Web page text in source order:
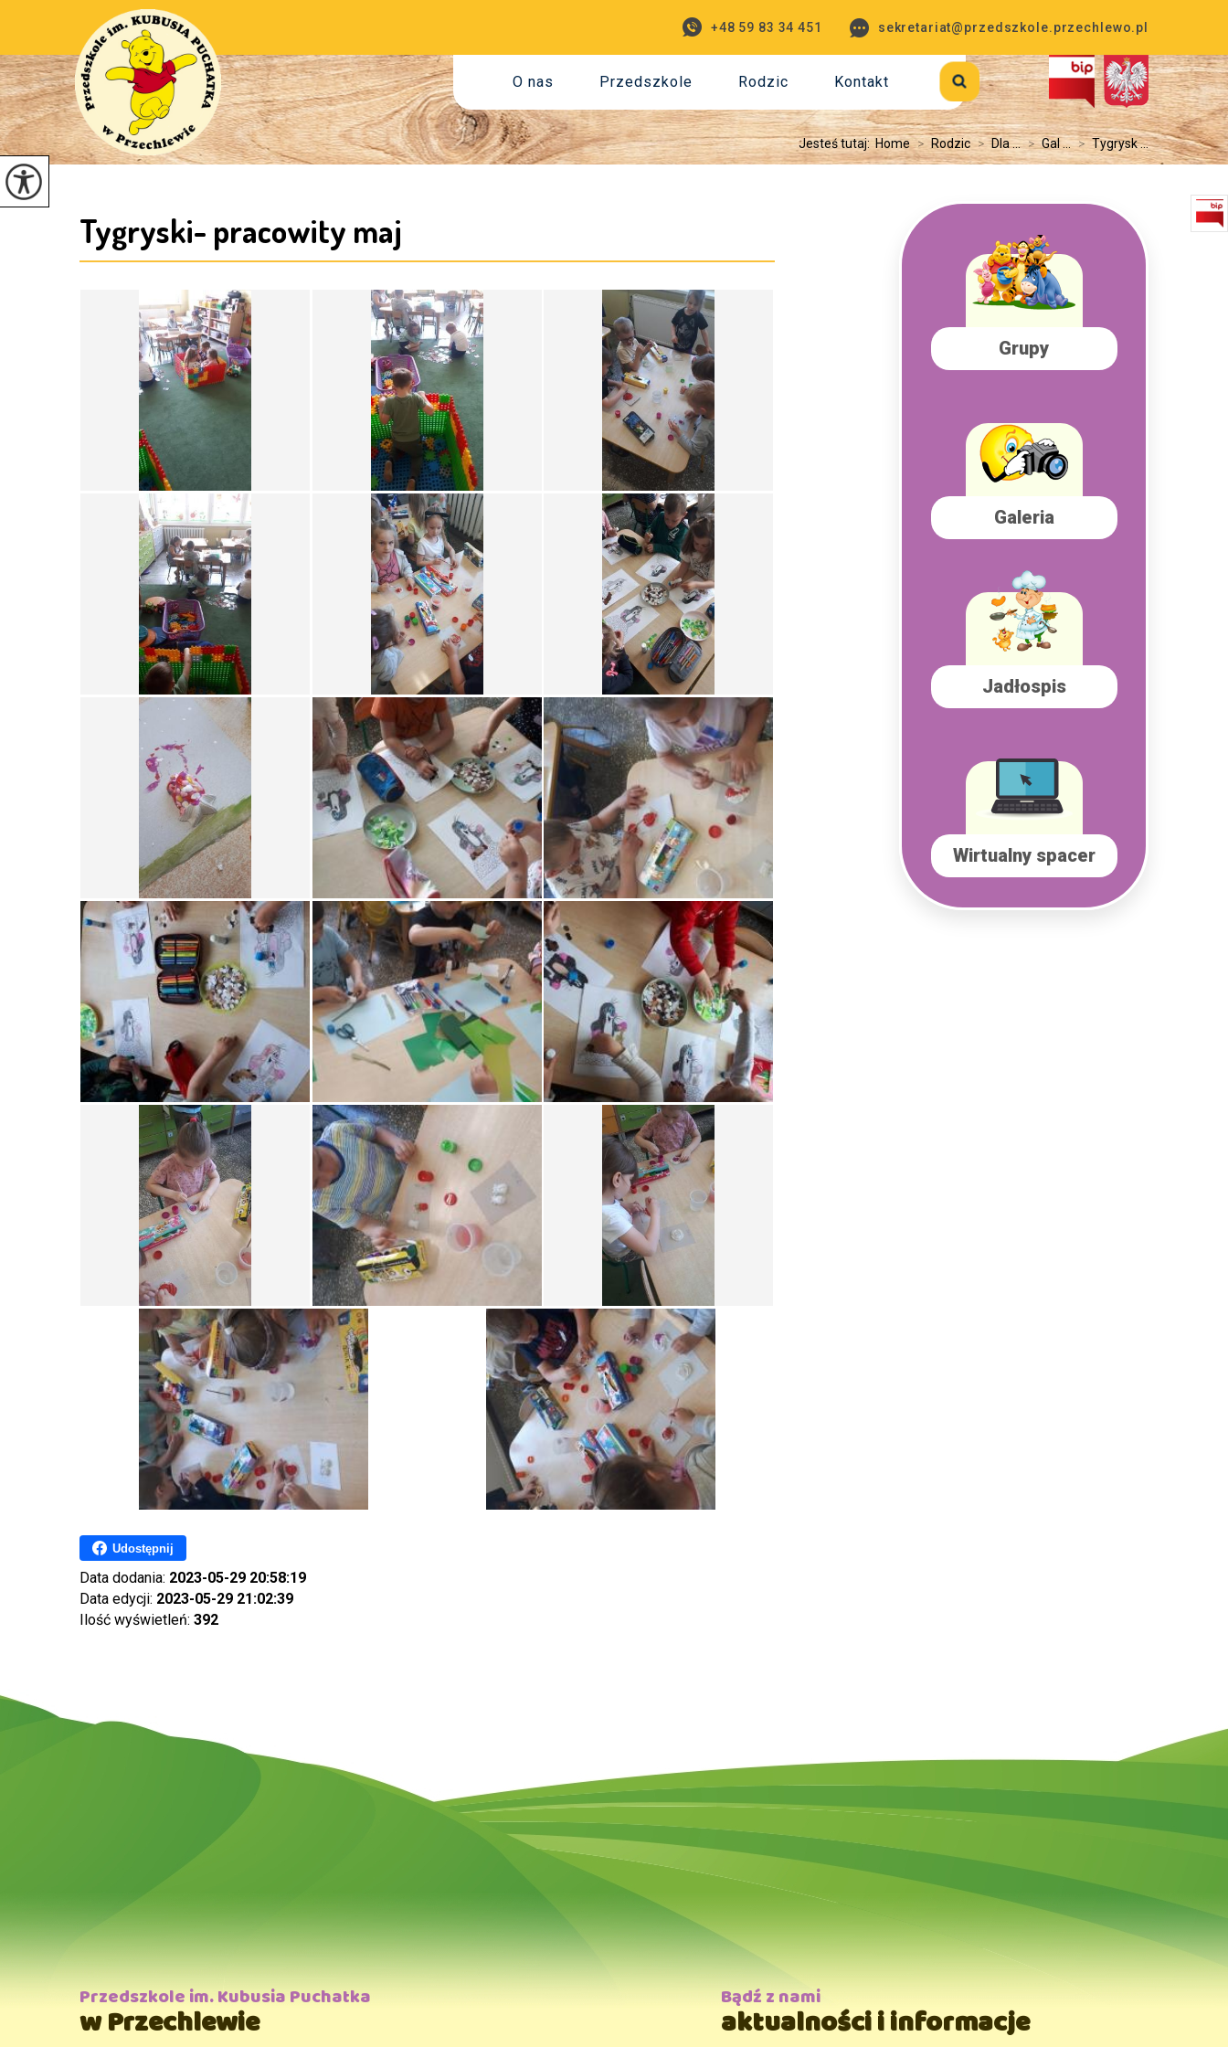
sekretariat@przedszkole.przechlewo.pl
+48 59 83 34 451
O nas Przedszkole Rodzic Kontakt
Jesteś tutaj: Home > Rodzic > Dla ... > Gal ... > Tygrysk ...
Tygryski- pracowity maj
Udostępnij
Data dodania: 2023-05-29 20:58:19
Data edycji: 2023-05-29 21:02:39
Ilość wyświetleń: 392
Grupy
Galeria
Jadłospis
Wirtualny spacer
Przedszkole im. Kubusia Puchatka
w Przechlewie
Bądź z nami
aktualności i informacje